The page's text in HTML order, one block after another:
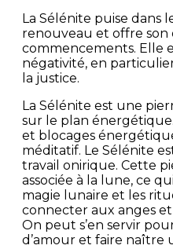
La Sélénite puise dans
renouveau et offre
commencements. Elle
négativité, en
la justice.
La Sélénite est une
sur le plan
et blocages
méditatif. Le Sélénite
travail onirique. Cette
associée à la lune, ce
magie lunaire et les
connecter aux anges
On peut s’en servir
d’amour et faire naître